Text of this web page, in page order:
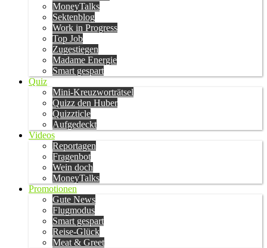
MoneyTalks
Sektenblog
Work in Progress
Top Job
Zugestiegen
Madame Energie
Smart gespart
Quiz
Mini-Kreuzworträtsel
Quizz den Huber
Quizzticle
Aufgedeckt
Videos
Reportagen
Fragenbot
Wein doch
MoneyTalks
Promotionen
Gute News
Flugmodus
Smart gespart
Reise-Glück
Meat & Greet